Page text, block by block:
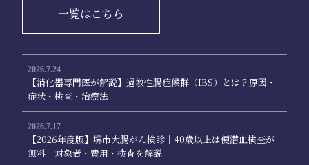
一覧はこちら
2026.7.24
【消化器専門医が解説】過敏性腸症候群（IBS）とは？原因・
症状・検査・治療法
2026.7.17
【2026年度版】堺市大腸がん検診｜40歳以上は便潜血検査が
無料｜対象者・費用・検査を解説